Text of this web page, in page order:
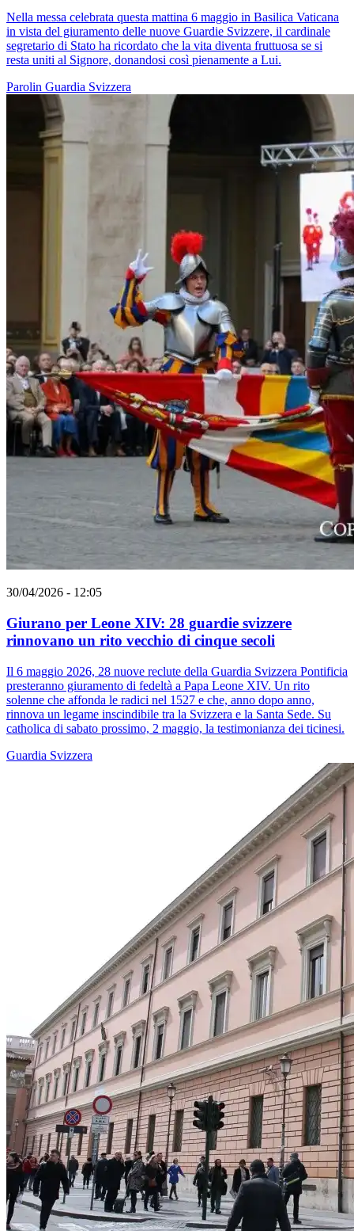
Nella messa celebrata questa mattina 6 maggio in Basilica Vaticana
in vista del giuramento delle nuove Guardie Svizzere, il cardinale
segretario di Stato ha ricordato che la vita diventa fruttuosa se si
resta uniti al Signore, donandosi così pienamente a Lui.
Parolin Guardia Svizzera
30/04/2026 - 12:05
Giurano per Leone XIV: 28 guardie svizzere
rinnovano un rito vecchio di cinque secoli
Il 6 maggio 2026, 28 nuove reclute della Guardia Svizzera Pontificia
presteranno giuramento di fedeltà a Papa Leone XIV. Un rito
solenne che affonda le radici nel 1527 e che, anno dopo anno,
rinnova un legame inscindibile tra la Svizzera e la Santa Sede. Su
catholica di sabato prossimo, 2 maggio, la testimonianza dei ticinesi.
Guardia Svizzera